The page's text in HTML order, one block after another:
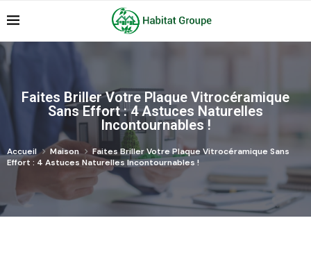
Faites Briller Votre Plaque Vitrocéramique
Sans Effort : 4 Astuces Naturelles
Incontournables !
Accueil Maison
Faites Briller Votre Plaque Vitrocéramique Sans
Effort : 4 Astuces Naturelles Incontournables !